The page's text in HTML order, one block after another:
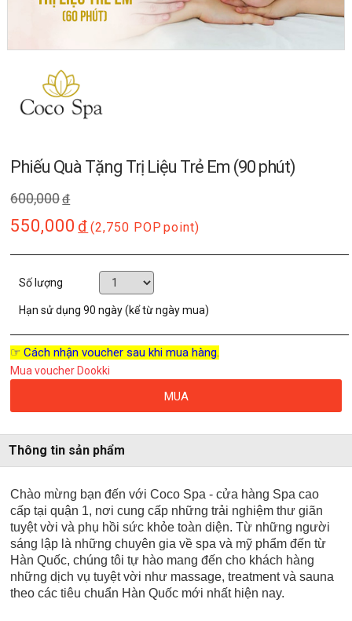
Phiếu Quà Tặng Trị Liệu Trẻ Em (90 phút)
600,000đ
550,000 đ (2,750 POP point)
Số lượng
Hạn sử dụng90 ngày (kể từ ngày mua)
☞ Cách nhận voucher sau khi mua hàng.
Mua voucher Dookki
MUA
Thông tin sản phẩm
Chào mừng bạn đến với Coco Spa - cửa hàng Spa cao
cấp tại quận 1, nơi cung cấp những trải nghiệm thư giãn
tuyệt vời và phụ hồi sức khỏe toàn diện. Từ những người
sáng lập là những chuyên gia về spa và mỹ phẩm đến từ
Hàn Quốc, chúng tôi tự hào mang đến cho khách hàng
những dịch vụ tuyệt vời như massage, treatment và sauna
theo các tiêu chuẩn Hàn Quốc mới nhất hiện nay.